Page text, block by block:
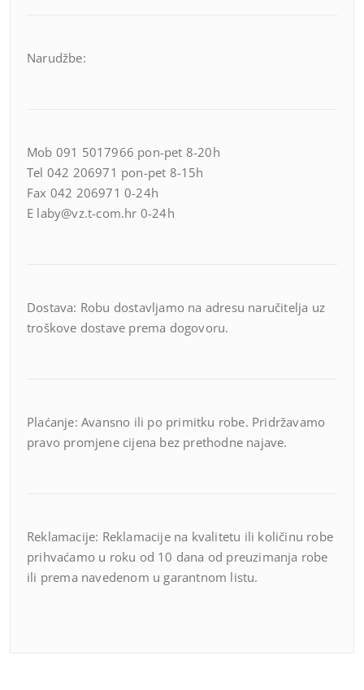
Narudžbe:
Mob 091 5017966 pon-pet 8-20h
Tel 042 206971 pon-pet 8-15h
Fax 042 206971 0-24h
E laby@vz.t-com.hr 0-24h
Dostava: Robu dostavljamo na adresu naručitelja uz
troškove dostave prema dogovoru.
Plaćanje: Avansno ili po primitku robe. Pridržavamo
pravo promjene cijena bez prethodne najave.
Reklamacije: Reklamacije na kvalitetu ili količinu robe
prihvaćamo u roku od 10 dana od preuzimanja robe
ili prema navedenom u garantnom listu.